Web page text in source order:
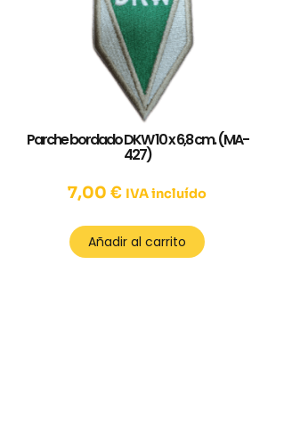
Parche bordado DKW 10 x 6,8 cm. (MA-
427)
7,00€ IVA incluído
Añadir al carrito